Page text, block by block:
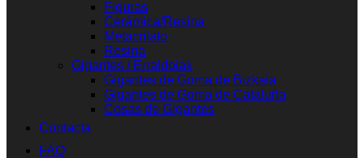
Figuras
Cerámica/Resina
Metacrilato
Resina
Gigantes / Erraldoiak
Gigantes de Goma de Bizkaia
Gigantes de Goma de Cataluña
Cosas de Gigantes
Contacta
FAQ